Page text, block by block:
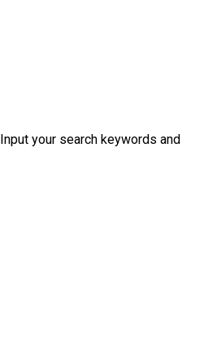
Input your search keywords and